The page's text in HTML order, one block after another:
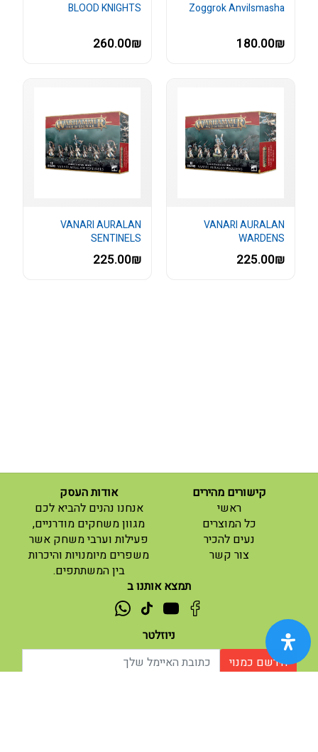
Zoggrok Anvilsmasha
180.00₪
BLOOD KNIGHTS
260.00₪
VANARI AURALAN
WARDENS
225.00₪
VANARI AURALAN
SENTINELS
225.00₪
קישורים מהירים
ראשי
(current)
כל המוצרים
נעים להכיר
צור קשר
(current)
אודות העסק
אנחנו נהנים להביא לכם
מגוון משחקים מודרניים,
פעילות וערבי משחק אשר
משפרים מיומנויות והיכרות
בין המשתתפים.
תמצא אותנו ב
ניוזלטר
הירשם כמנוי